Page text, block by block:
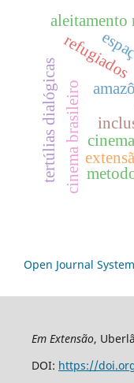
cinema brasileiro
aleitamento
refugiados
tertúlias dialógicas
Open Journal
Em Extensão,
DOI: https://